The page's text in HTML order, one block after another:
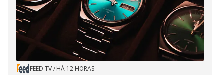
FEED TV/ HÁ 12 HORAS